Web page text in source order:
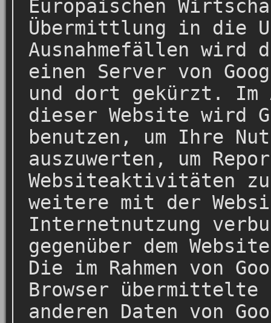
Europäischen
Übermittlung in die
Ausnahmefällen wird
einen Server von
und dort gekürzt. Im
dieser Website wird
benutzen, um Ihre
auszuwerten, um
Websiteaktivitäten
weitere mit der
Internetnutzung
gegenüber dem
Die im Rahmen von
Browser
anderen Daten von